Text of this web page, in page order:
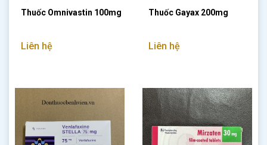
Thuốc Omnivastin 100mg
Liên hệ
Thuốc Gayax 200mg
Liên hệ